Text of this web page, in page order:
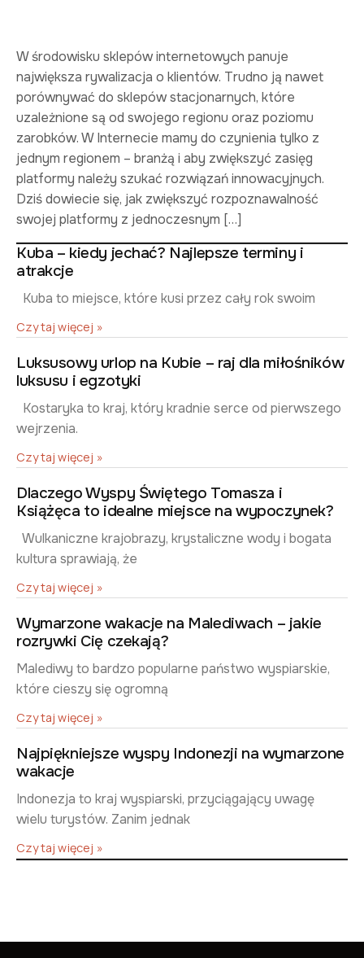
W środowisku sklepów internetowych panuje
największa rywalizacja o klientów. Trudno ją nawet
porównywać do sklepów stacjonarnych, które
uzależnione są od swojego regionu oraz poziomu
zarobków. W Internecie mamy do czynienia tylko z
jednym regionem – branżą i aby zwiększyć zasięg
platformy należy szukać rozwiązań innowacyjnych.
Dziś dowiecie się, jak zwiększyć rozpoznawalność
swojej platformy z jednoczesnym […]
Kuba – kiedy jechać? Najlepsze terminy i
atrakcje
Kuba to miejsce, które kusi przez cały rok swoim
Czytaj więcej »
Luksusowy urlop na Kubie – raj dla miłośników
luksusu i egzotyki
Kostaryka to kraj, który kradnie serce od pierwszego
wejrzenia.
Czytaj więcej »
Dlaczego Wyspy Świętego Tomasza i
Książęca to idealne miejsce na wypoczynek?
Wulkaniczne krajobrazy, krystaliczne wody i bogata
kultura sprawiają, że
Czytaj więcej »
Wymarzone wakacje na Malediwach – jakie
rozrywki Cię czekają?
Malediwy to bardzo popularne państwo wyspiarskie,
które cieszy się ogromną
Czytaj więcej »
Najpiękniejsze wyspy Indonezji na wymarzone
wakacje
Indonezja to kraj wyspiarski, przyciągający uwagę
wielu turystów. Zanim jednak
Czytaj więcej »